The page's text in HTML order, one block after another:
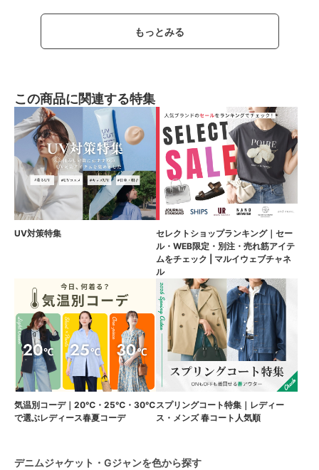
もっとみる
この商品に関連する特集
UV対策特集
セレクトショップランキング｜セー
ル・WEB限定・別注・売れ筋アイテ
ムをチェック | マルイウェブチャネ
ル
気温別コーデ｜20℃・25℃・30℃
で選ぶレディース春夏コーデ
スプリングコート特集｜レディー
ス・メンズ 春コート人気順
デニムジャケット・Gジャンを色から探す